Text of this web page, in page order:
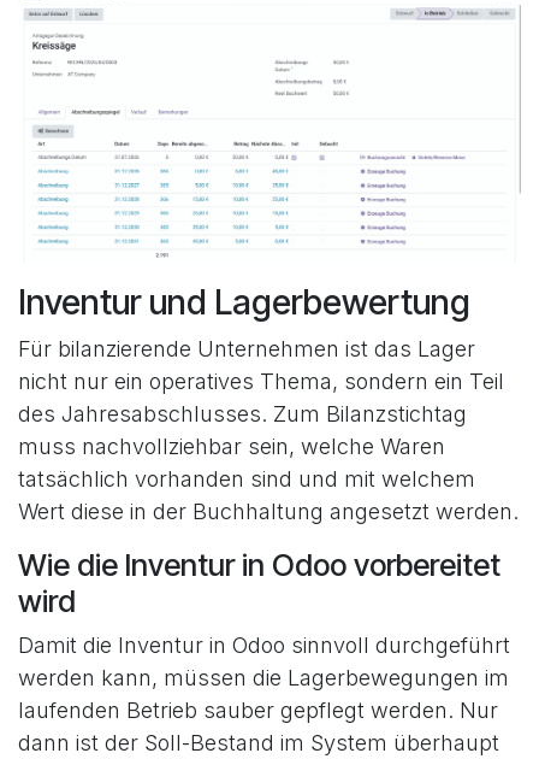
Inventur und Lagerbewertung
Für bilanzierende Unternehmen ist das Lager
nicht nur ein operatives Thema, sondern ein Teil
des Jahresabschlusses. Zum Bilanzstichtag
muss nachvollziehbar sein, welche Waren
tatsächlich vorhanden sind und mit welchem
Wert diese in der Buchhaltung angesetzt werden.
Wie die Inventur in Odoo vorbereitet
wird
Damit die Inventur in Odoo sinnvoll durchgeführt
werden kann, müssen die Lagerbewegungen im
laufenden Betrieb sauber gepflegt werden. Nur
dann ist der Soll-Bestand im System überhaupt